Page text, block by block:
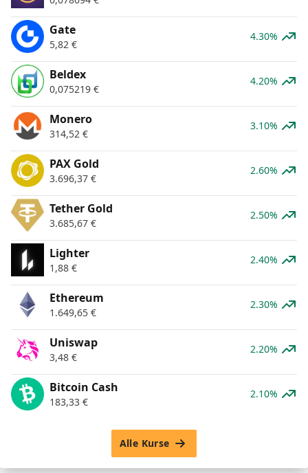
Gate
5,82 €
4.30%
Beldex
0,075219 €
4.20%
Monero
314,52 €
3.10%
PAX Gold
3.696,37 €
2.60%
Tether Gold
3.685,67 €
2.50%
Lighter
1,88 €
2.40%
Ethereum
1.649,65 €
2.30%
Uniswap
3,48 €
2.20%
Bitcoin Cash
183,33 €
2.10%
Alle Kurse